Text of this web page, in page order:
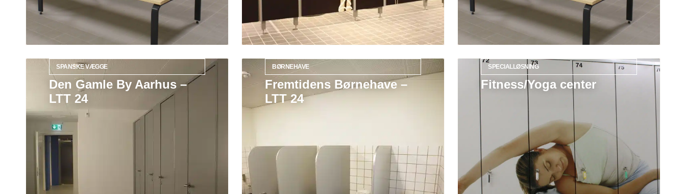
SPANSKE VÆGGE
Den Gamle By Aarhus –
LTT 24
Læs mere
BØRNEHAVE
Fremtidens Børnehave –
LTT 24
SPECIALLØSNING
Fitness/Yoga center